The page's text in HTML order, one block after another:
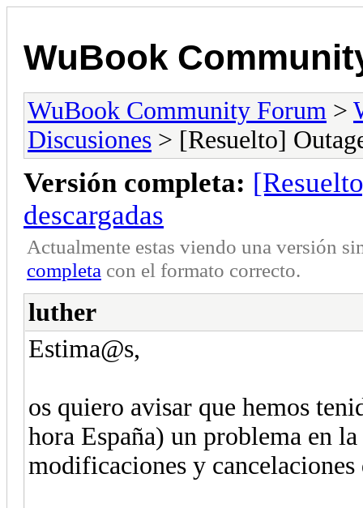
WuBook
WuBook Community Forum >
Discusiones > [Resuelto]
Versión completa:
descargadas
Actualmente estas viendo una versión
completa con el formato correcto.
luther
Estima@s,
os quiero avisar que hemos
hora España) un problema en
modificaciones y